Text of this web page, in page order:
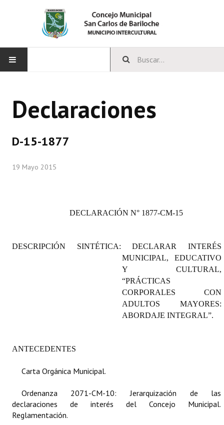
CONCEJO
Comisiones Permanentes
Concejales Mandato Cumplido
DOCUMENTOS
Declaraciones
D-15-1877
19 Mayo 2015
DECLARACIÓN N° 1877-CM-15
DESCRIPCIÓN SINTÉTICA: DECLARAR INTERÉS
MUNICIPAL, EDUCATIVO
Y CULTURAL,
“PRÁCTICAS
CORPORALES CON
ADULTOS MAYORES:
ABORDAJE INTEGRAL”.
ANTECEDENTES
Carta Orgánica Municipal.
Ordenanza 2071-CM-10: Jerarquización de las
declaraciones de interés del Concejo Municipal.
Reglamentación.